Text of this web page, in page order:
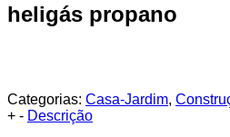
heligás propano
Categorias: Casa-Jardim,
+ - Descrição